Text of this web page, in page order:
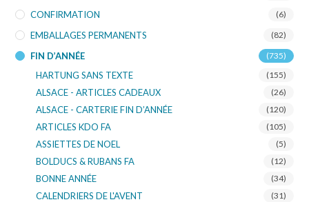
CONFIRMATION (6)
EMBALLAGES PERMANENTS (82)
FIN D’ANNÉE (735)
HARTUNG SANS TEXTE (155)
ALSACE - ARTICLES CADEAUX (26)
ALSACE - CARTERIE FIN D’ANNÉE (120)
ARTICLES KDO FA (105)
ASSIETTES DE NOEL (5)
BOLDUCS & RUBANS FA (12)
BONNE ANNÉE (34)
CALENDRIERS DE L'AVENT (31)